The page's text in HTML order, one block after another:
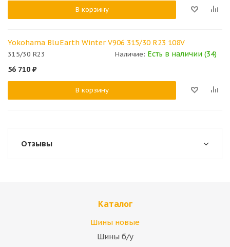
В корзину
Yokohama BluEarth Winter V906 315/30 R23 108V
315/30 R23 Наличие: Есть в наличии (34)
56 710 ₽
В корзину
Отзывы
Каталог
Шины новые
Шины б/у